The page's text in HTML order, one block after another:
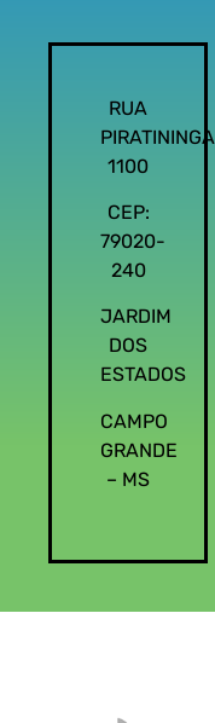
RUA
PIRATININGA
1100
CEP:
79020-
240
JARDIM
DOS
ESTADOS
CAMPO
GRANDE
– MS